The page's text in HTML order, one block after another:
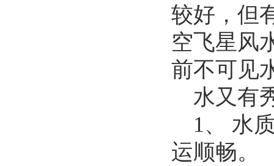
较好，但
空飞星风
前不可见
水又有
1、 水
运顺畅。